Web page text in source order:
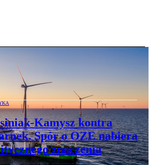
plan dla polskiej
2040 r. wielka przebudowa
Kamysz kontra
Spór o OZE nabiera
znaczenia